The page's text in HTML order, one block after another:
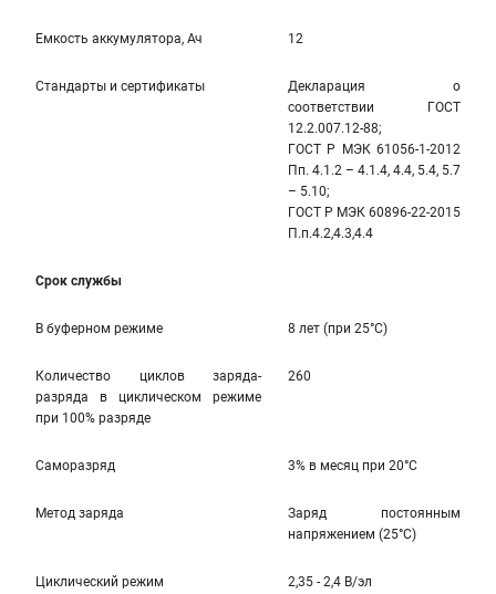
Емкость аккумулятора, Ач 12
Стандарты и сертификаты
Декларация о
соответствии ГОСТ
12.2.007.12-88;
ГОСТ Р МЭК 61056-1-2012
Пп. 4.1.2 – 4.1.4, 4.4, 5.4, 5.7
– 5.10;
ГОСТ Р МЭК 60896-22-2015
П.п.4.2,4.3,4.4
Срок службы
В буферном режиме 8 лет (при 25°С)
Количество циклов заряда-
разряда в циклическом режиме
при 100% разряде
260
Саморазряд 3% в месяц при 20°С
Метод заряда
Заряд постоянным
напряжением (25°С)
Циклический режим 2,35 - 2,4 В/эл